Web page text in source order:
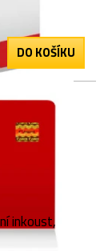
DO KOŠÍKU
inkoust,